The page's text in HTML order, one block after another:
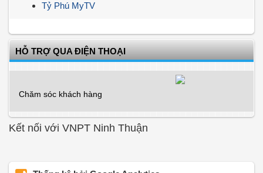
Tỷ Phú MyTV
HỖ TRỢ QUA ĐIỆN THOẠI
Chăm sóc khách hàng
Kết nối với VNPT Ninh Thuận